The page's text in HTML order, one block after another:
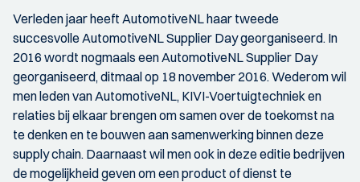
Verleden jaar heeft AutomotiveNL haar tweede
succesvolle AutomotiveNL Supplier Day georganiseerd. In
2016 wordt nogmaals een AutomotiveNL Supplier Day
georganiseerd, ditmaal op 18 november 2016. Wederom wil
men leden van AutomotiveNL, KIVI-Voertuigtechniek en
relaties bij elkaar brengen om samen over de toekomst na
te denken en te bouwen aan samenwerking binnen deze
supply chain. Daarnaast wil men ook in deze editie bedrijven
de mogelijkheid geven om een product of dienst te